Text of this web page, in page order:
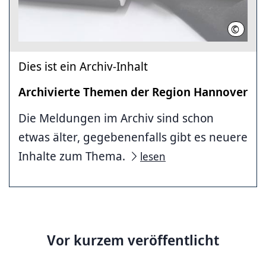
©
Dies ist ein Archiv-Inhalt
Archivierte Themen der Region Hannover
Die Meldungen im Archiv sind schon
etwas älter, gegebenenfalls gibt es neuere
Inhalte zum Thema.
lesen
Vor kurzem veröffentlicht